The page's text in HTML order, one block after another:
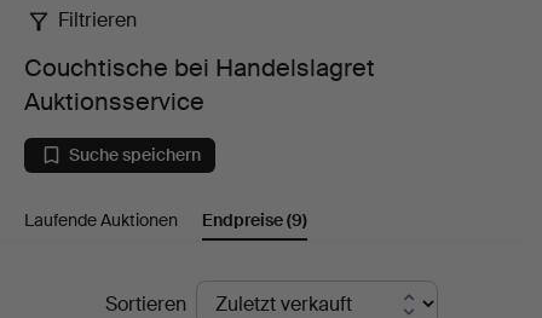
Couchtische
bei
Handelslagret
Auktionsservice
Filtrieren
Couchtische bei Handelslagret
Auktionsservice
Suche speichern
Laufende Auktionen Endpreise(9)
EndpreiseSortieren